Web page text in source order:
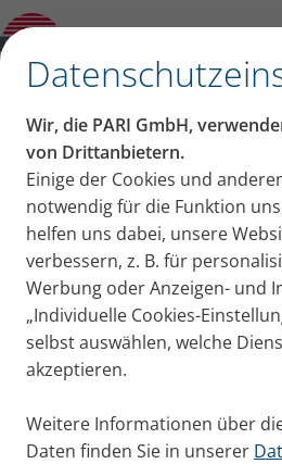
Wir, die PARI GmbH,
von Drittanbietern.
Einige der Cookies und
notwendig für die Funktion
helfen uns dabei, unsere
verbessern, z. B. für
Werbung oder Anzeigen- und
„Individuelle Cookies-
selbst auswählen, welche
akzeptieren.
Weitere Informationen über
Daten finden Sie in unserer
„Inhalieren pflegt meine
Leon Singer im Interview
„Inhalieren
Stimme“:
Singer im
Leon Singer ist
Gesangslehrer. Wir haben
Erfahrungen mit dem
Publiziert
Di. 18. April 2023
Erfahrungsberichte